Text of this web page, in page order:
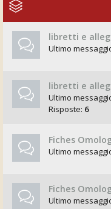
libretti e
Ultimo
libretti e
Ultimo
Risposte: 6
Fiches
Ultimo
Fiches
Ultimo